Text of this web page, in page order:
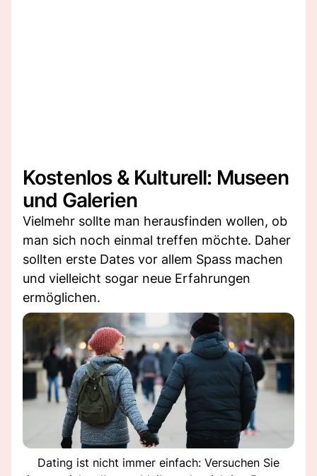
Kostenlos & Kulturell: Museen
und Galerien
Vielmehr sollte man herausfinden wollen, ob
man sich noch einmal treffen möchte. Daher
sollten erste Dates vor allem Spass machen
und vielleicht sogar neue Erfahrungen
ermöglichen.
Dating ist nicht immer einfach: Versuchen Sie